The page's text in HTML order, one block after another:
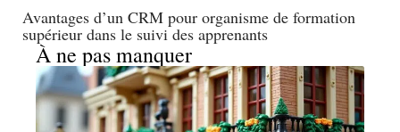
Avantages d’un CRM pour organisme de formation
supérieur dans le suivi des apprenants
À ne pas manquer